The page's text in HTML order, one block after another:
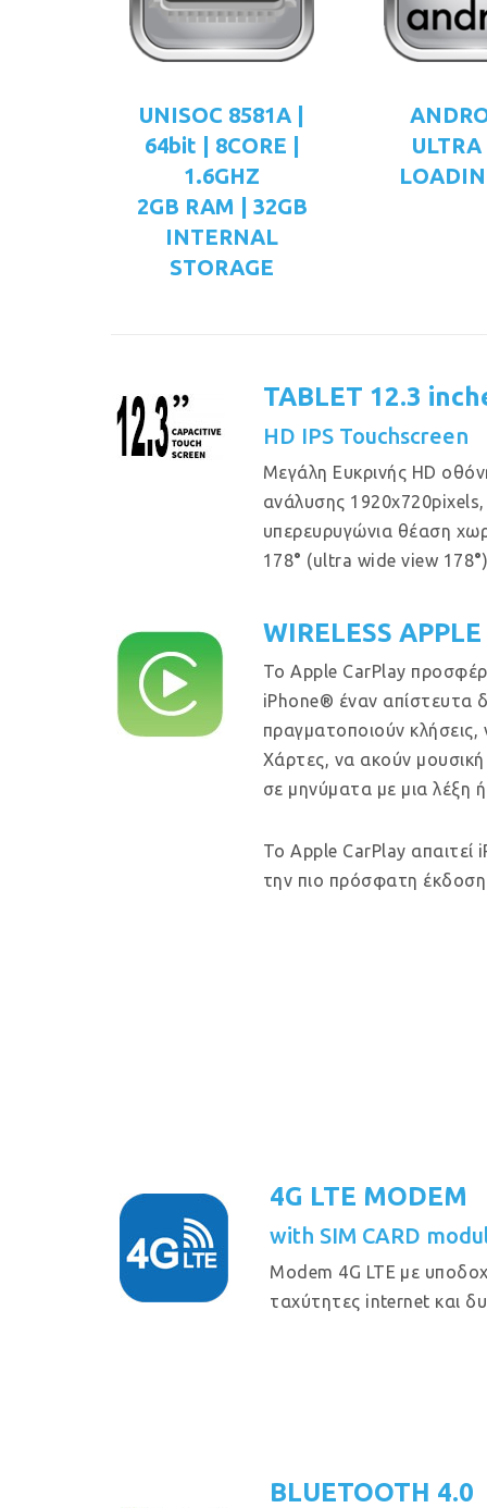
UNISOC 8581A |
64bit | 8CORE |
1.6GHZ
2GB RAM | 32GB
INTERNAL
STORAGE
ULTRA
TABLET 12.3
HD IPS Touchscreen
Μεγάλη Eυκρινής HD
ανάλυσης 1920x720pixels,
υπερευρυγώνια θέαση
178° (ultra wide view 178°
WIRELESS
Το Apple CarPlay
iPhone® έναν απίστευτα
πραγματοποιούν
Χάρτες, να ακούν
σε μηνύματα με μια λέξη
Το Apple CarPlay απαιτεί
την πιο πρόσφατη
4G LTE MODEM
with SIM CARD
Modem 4G LTE με
ταχύτητες internet και
BLUETOOTH 4.0